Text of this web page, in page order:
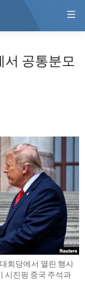
서 공통분모
회당에서 열린 행사
시진핑 중국 주석과